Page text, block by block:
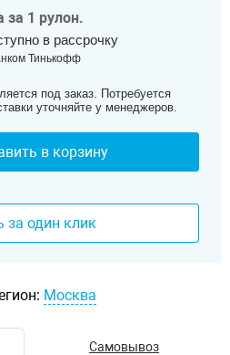
за 1 рулон.
в рассрочку
Тинькофф
под заказ. Потребуется
уточняйте у менеджеров.
в корзину
за один клик
Москва
Самовывоз